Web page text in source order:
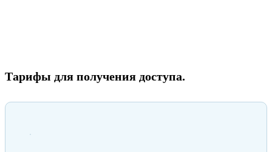
Тарифы для получения доступа.